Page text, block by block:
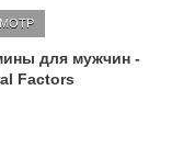
для мужчин -
Factors